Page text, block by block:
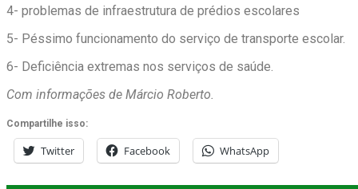
4- problemas de infraestrutura de prédios escolares
5- Péssimo funcionamento do serviço de transporte escolar.
6- Deficiência extremas nos serviços de saúde.
Com informações de Márcio Roberto.
Compartilhe isso:
Twitter Facebook WhatsApp